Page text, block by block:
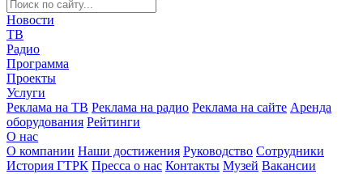
Новости
ТВ
Радио
Программа
Проекты
Услуги
Реклама на ТВ Реклама на радио Реклама на сайте Аренда
оборудования Рейтинги
О нас
О компании Наши достижения Руководство Сотрудники
История ГТРК Пресса о нас Контакты Музей Вакансии